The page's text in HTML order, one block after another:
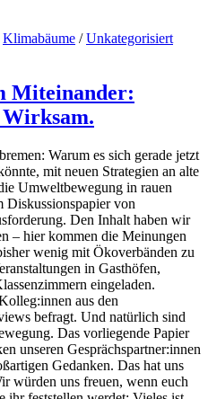
Klimabäume /Unkategorisiert
Miteinander:
Warum es sich gerade jetzt
mit neuen Strategien an alte
Umweltbewegung in rauen
Diskussionspapier von
Den Inhalt haben wir
– hier kommen die Meinungen
wenig mit Ökoverbänden zu
in Gasthöfen,
eingeladen.
aus den
befragt. Und natürlich sind
Das vorliegende Papier
unseren Gesprächspartner:innen
Gedanken. Das hat uns
würden uns freuen, wenn euch